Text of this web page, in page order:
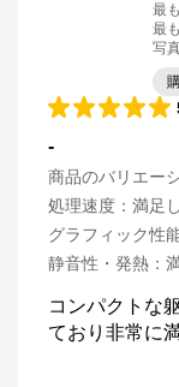
最
最
写
-
商品のバリエー
処理速度 ： 満足
グラフィック性
静音性・発熱 ：
コンパクトな
ており非常に